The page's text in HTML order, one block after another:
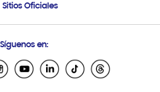
vía eMail
Sitios Oficiales
Ecuador
El Salvador
Síguenos en: